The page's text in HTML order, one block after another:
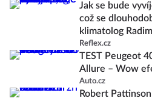
Jak se bude
což se
klimatolog
Reflex.cz
TEST Peugeot
Allure – Wow
Auto.cz
Robert